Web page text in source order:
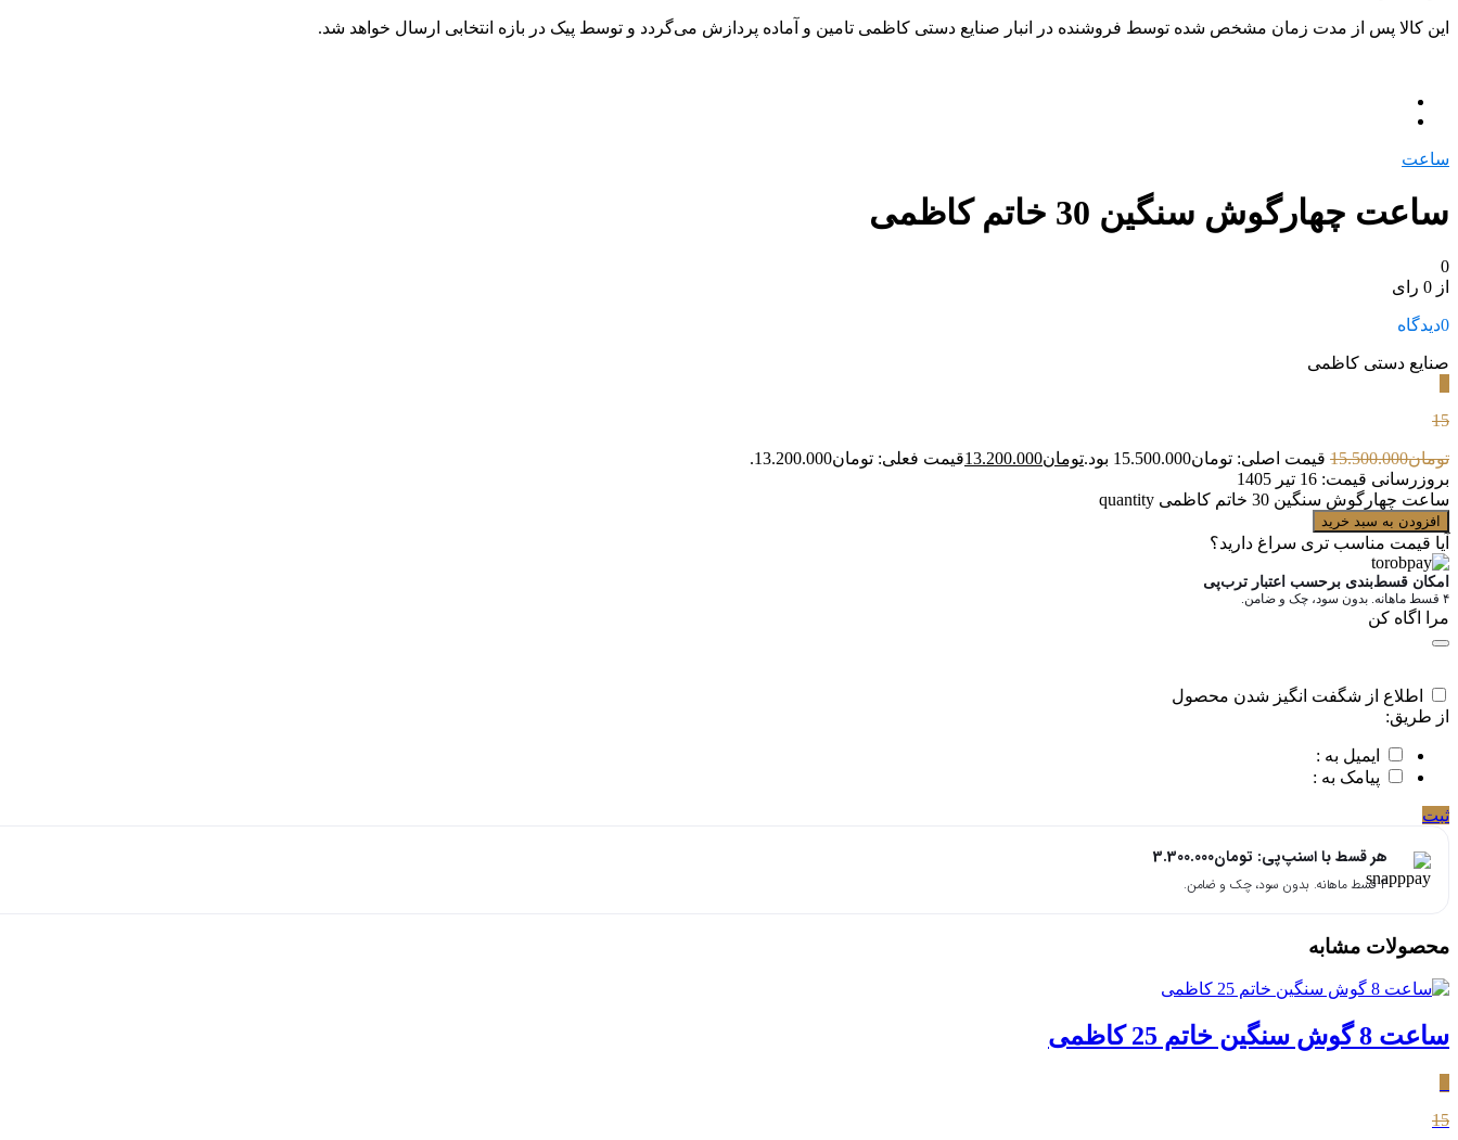
این کالا پس از مدت زمان مشخص شده توسط فروشنده در انبار صنایع دستی کاظمی تامین و آماده پردازش می‌گردد و توسط پیک در بازه انتخابی ارسال خواهد شد.
ساعت
ساعت چهارگوش سنگین 30 خاتم کاظمی
0
از 0 رای
0دیدگاه
صنایع دستی کاظمی
15
تومان15.500.000 قیمت اصلی: تومان15.500.000 بود. تومان13.200.000قیمت فعلی: تومان13.200.000.
بروزرسانی قیمت: 16 تیر 1405
ساعت چهارگوش سنگین 30 خاتم کاظمی quantity
افزودن به سبد خرید
آیا قیمت مناسب تری سراغ دارید؟
امکان قسط‌بندی برحسب اعتبار ترب‌پی
۴ قسط ماهانه. بدون سود، چک و ضامن.
مرا اگاه کن
اطلاع از شگفت انگیز شدن محصول
از طریق:
ایمیل به :
پیامک به :
ثبت
هر قسط با اسنپ‌پی: تومان3.300.000
۴ قسط ماهانه. بدون سود، چک و ضامن.
محصولات مشابه
ساعت 8 گوش سنگین خاتم 25 کاظمی
15